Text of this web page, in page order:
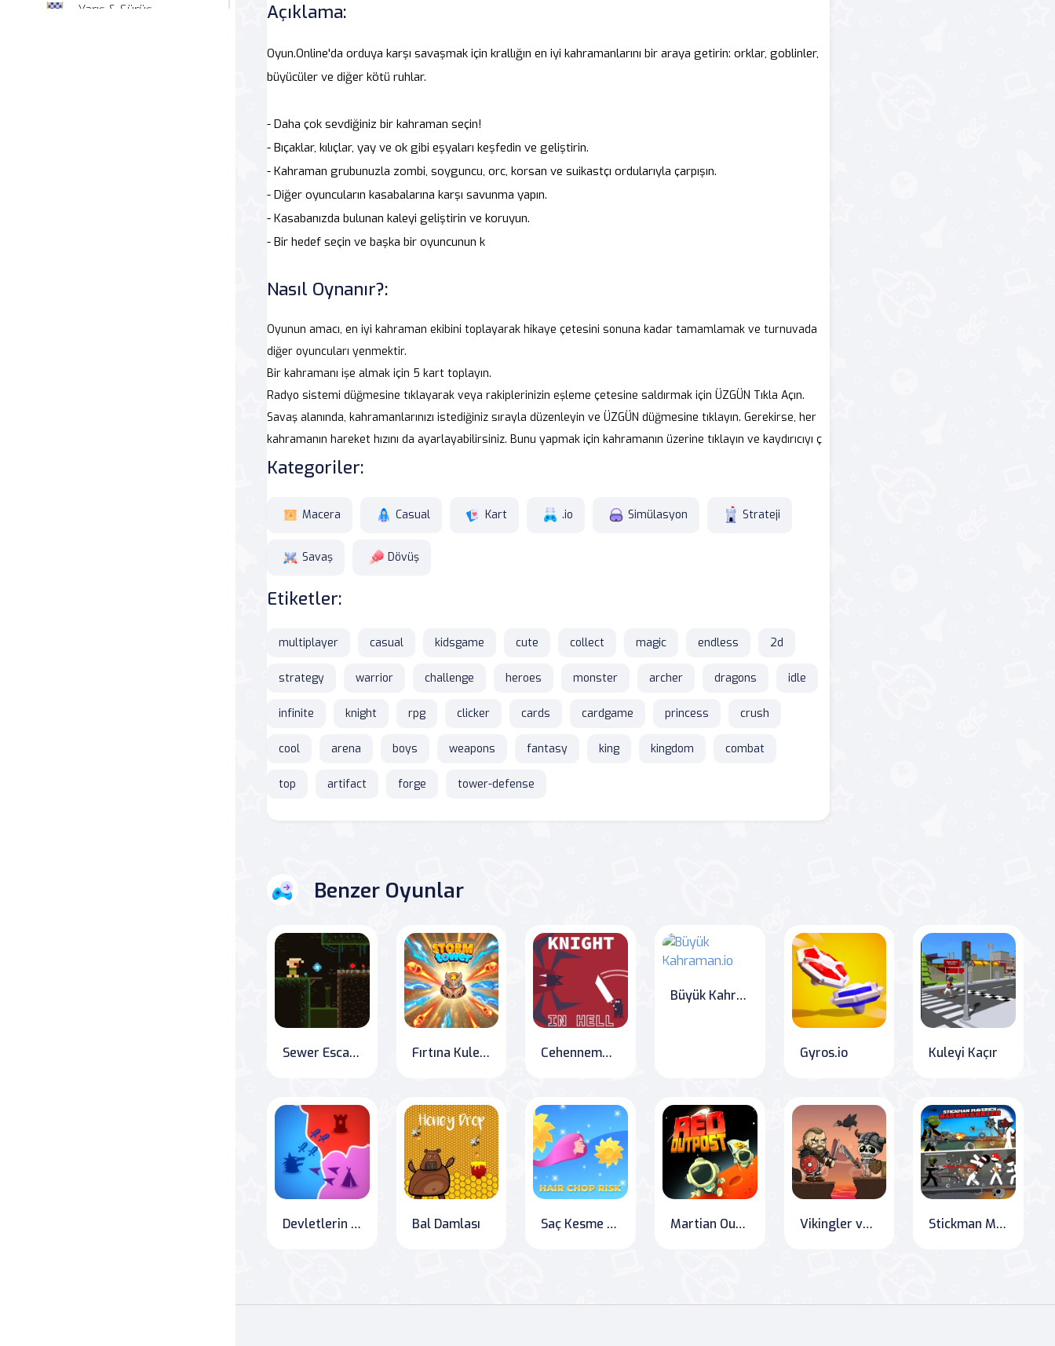
Yarış & Sürüş Açıklama:
Oyun.Online'da orduya karşı savaşmak için krallığın en iyi kahramanlarını bir araya getirin: orklar, goblinler,
büyücüler ve diğer kötü ruhlar.
- Daha çok sevdiğiniz bir kahraman seçin!
- Bıçaklar, kılıçlar, yay ve ok gibi eşyaları keşfedin ve geliştirin.
- Kahraman grubunuzla zombi, soyguncu, orc, korsan ve suikastçı ordularıyla çarpışın.
- Diğer oyuncuların kasabalarına karşı savunma yapın.
- Kasabanızda bulunan kaleyi geliştirin ve koruyun.
- Bir hedef seçin ve başka bir oyuncunun k
Nasıl Oynanır?:
Oyunun amacı, en iyi kahraman ekibini toplayarak hikaye çetesini sonuna kadar tamamlamak ve turnuvada
diğer oyuncuları yenmektir.
Bir kahramanı işe almak için 5 kart toplayın.
Radyo sistemi düğmesine tıklayarak veya rakiplerinizin eşleme çetesine saldırmak için ÜZGÜN Tıkla Açın.
Savaş alanında, kahramanlarınızı istediğiniz sırayla düzenleyin ve ÜZGÜN düğmesine tıklayın. Gerekirse, her
kahramanın hareket hızını da ayarlayabilirsiniz. Bunu yapmak için kahramanın üzerine tıklayın ve kaydırıcıyı ç
Kategoriler:
Macera Casual Kart .io Simülasyon Strateji
Savaş Dövüş
Etiketler:
multiplayer casual kidsgame cute collect magic endless 2d
strategy warrior challenge heroes monster archer dragons idle
infinite knight rpg clicker cards cardgame princess crush
cool arena boys weapons fantasy king kingdom combat
top artifact forge tower-defense
Benzer Oyunlar
Sewer Escape: Gold Rush Adventure Fırtına Kulesi - Idle Piksel TD Cehennemde Bir Şövalye
Büyük Kahraman.io
Gyros.io Kuleyi Kaçır
Devletlerin Savaşı Bal Damlası Saç Kesme Riski: Kesme Meydan Okuması Martian Outpost: Red Planet Adventure Vikingler vs İskeletler Stickman Maverick: The Ultimate Bad Boys Massacre